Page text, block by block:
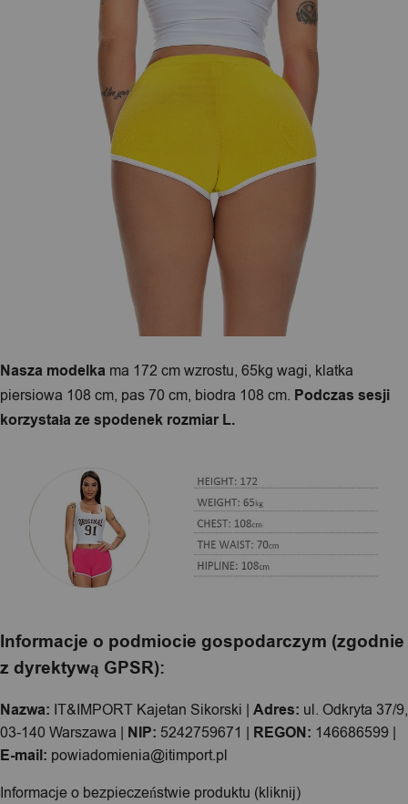
Nasza modelka ma 172 cm wzrostu, 65kg wagi, klatka
piersiowa 108 cm, pas 70 cm, biodra 108 cm. Podczas sesji
korzystała ze spodenek rozmiar L.
Informacje o podmiocie gospodarczym (zgodnie
z dyrektywą GPSR):
Nazwa: IT&IMPORT Kajetan Sikorski | Adres: ul. Odkryta 37/9,
03-140 Warszawa | NIP: 5242759671 | REGON: 146686599 |
E-mail: powiadomienia@itimport.pl
Informacje o bezpieczeństwie produktu (kliknij)